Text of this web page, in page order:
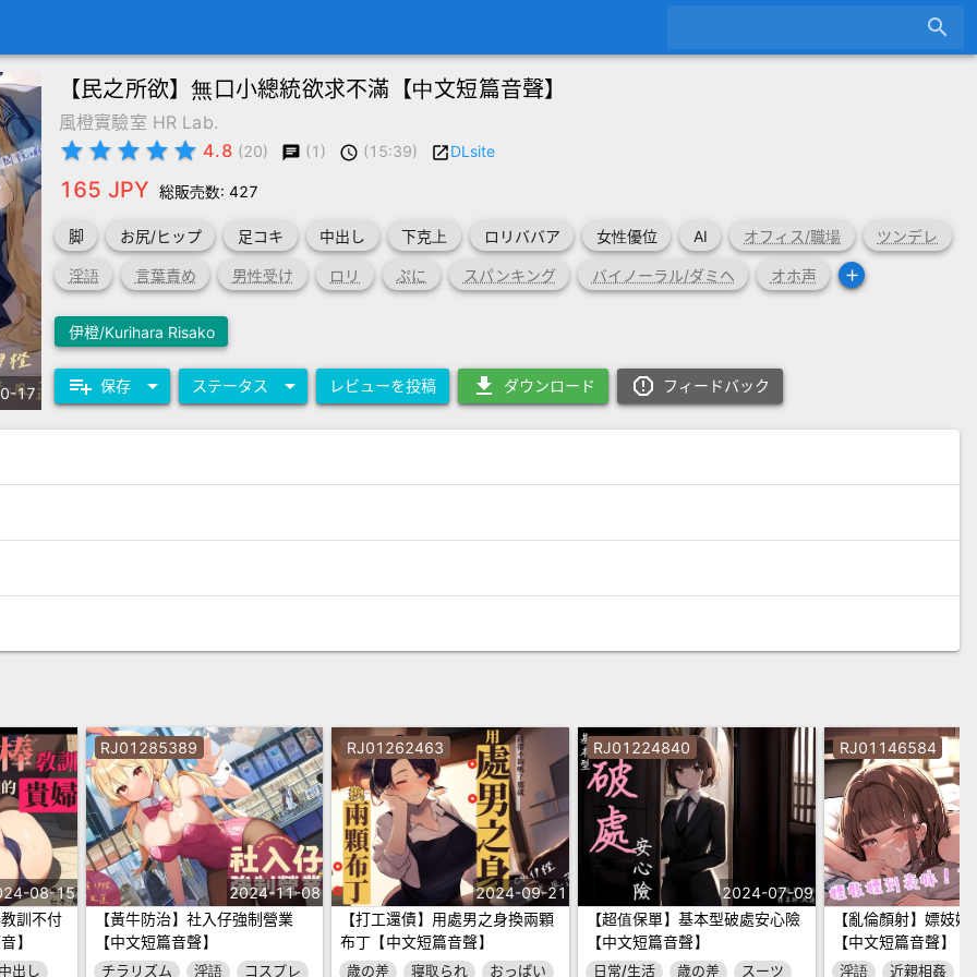
search
17
【民之所欲】無口小總統欲求不滿【中文短篇音聲】
風橙實驗室 HR Lab.
star star star star star 4.8 (20) chat (1) schedule (15:39) launchDLsite
165 JPY 総販売数: 427
脚 お尻/ヒップ 足コキ 中出し 下克上 ロリババア 女性優位 AI オフィス/職場 ツンデレ
淫語 言葉責め 男性受け ロリ ぷに スパンキング バイノーラル/ダミヘ オホ声 add
伊橙/Kurihara Risako
playlist_add 保存 arrow_drop_down ステータス arrow_drop_down レビューを投稿 download ダウンロード report_gmailerrorred フィードバック
08-15
訓不付
】
中出し
RJ01285389
2024-11-08
【黃牛防治】社入仔強制營業
【中文短篇音聲】
チラリズム 淫語 コスプレ
RJ01262463
2024-09-21
【打工還債】用處男之身換兩顆
布丁【中文短篇音聲】
歳の差 寝取られ おっぱい
RJ01224840
2024-07-09
【超值保單】基本型破處安心險
【中文短篇音聲】
日常/生活 歳の差 スーツ
RJ01146584
【亂倫顏射】嫖妓嫖
【中文短篇音聲】
淫語 近親相姦